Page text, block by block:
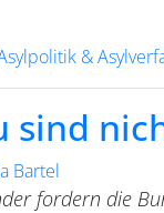
&
sind
Bartel
fordern die